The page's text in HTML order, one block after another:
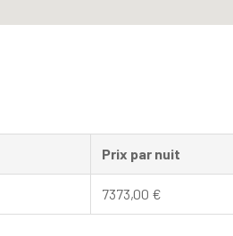
Prix par nuit
7373,00 €